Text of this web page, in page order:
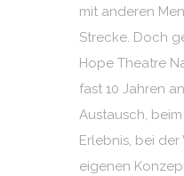
mit anderen
Strecke. Doch
Hope Theatre
fast 10 Jahren
Austausch,
Erlebnis, bei
eigenen